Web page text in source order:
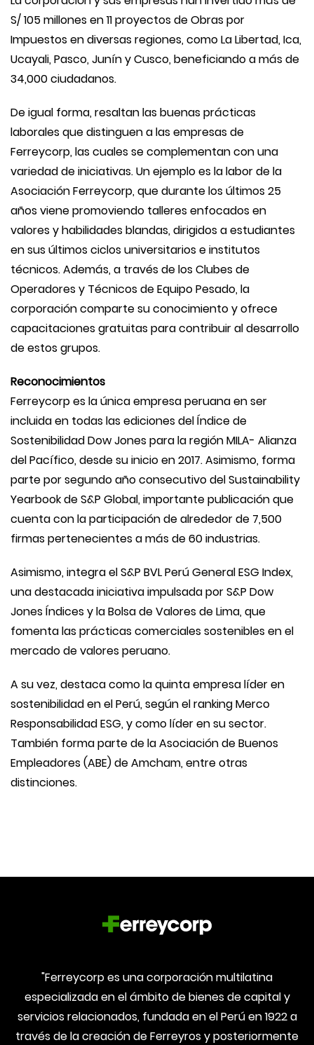
S/ 105 millones en 11 proyectos de Obras por
Impuestos en diversas regiones, como La Libertad, Ica,
Ucayali, Pasco, Junín y Cusco, beneficiando a más de
34,000 ciudadanos.
De igual forma, resaltan las buenas prácticas
laborales que distinguen a las empresas de
Ferreycorp, las cuales se complementan con una
variedad de iniciativas. Un ejemplo es la labor de la
Asociación Ferreycorp, que durante los últimos 25
años viene promoviendo talleres enfocados en
valores y habilidades blandas, dirigidos a estudiantes
en sus últimos ciclos universitarios e institutos
técnicos. Además, a través de los Clubes de
Operadores y Técnicos de Equipo Pesado, la
corporación comparte su conocimiento y ofrece
capacitaciones gratuitas para contribuir al desarrollo
de estos grupos.
Reconocimientos
Ferreycorp es la única empresa peruana en ser
incluida en todas las ediciones del Índice de
Sostenibilidad Dow Jones para la región MILA- Alianza
del Pacífico, desde su inicio en 2017. Asimismo, forma
parte por segundo año consecutivo del Sustainability
Yearbook de S&P Global, importante publicación que
cuenta con la participación de alrededor de 7,500
firmas pertenecientes a más de 60 industrias.
Asimismo, integra el S&P BVL Perú General ESG Index,
una destacada iniciativa impulsada por S&P Dow
Jones Índices y la Bolsa de Valores de Lima, que
fomenta las prácticas comerciales sostenibles en el
mercado de valores peruano.
A su vez, destaca como la quinta empresa líder en
sostenibilidad en el Perú, según el ranking Merco
Responsabilidad ESG, y como líder en su sector.
También forma parte de la Asociación de Buenos
Empleadores (ABE) de Amcham, entre otras
distinciones.
"Ferreycorp es una corporación multilatina
especializada en el ámbito de bienes de capital y
servicios relacionados, fundada en el Perú en 1922 a
través de la creación de Ferreyros y posteriormente